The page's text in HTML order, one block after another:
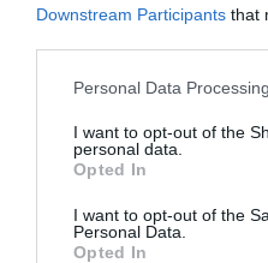
Downstream Participants that
Personal Data
I want to opt-out of the
personal data.
Opted In
I want to opt-out of the
Personal Data.
Opted In